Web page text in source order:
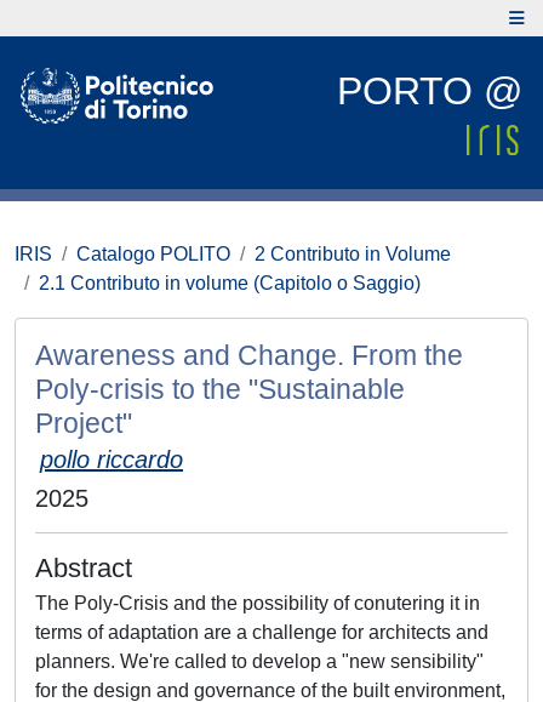
PORTO @
IRIS Catalogo POLITO
2 Contributo in Volume
2.1 Contributo in volume (Capitolo o Saggio)
Awareness and Change. From the
Poly-crisis to the "Sustainable
Project"
pollo riccardo
2025
Abstract
The Poly-Crisis and the possibility of conutering it in
terms of adaptation are a challenge for architects and
planners. We're called to develop a "new sensibility"
for the design and governance of the built environment,